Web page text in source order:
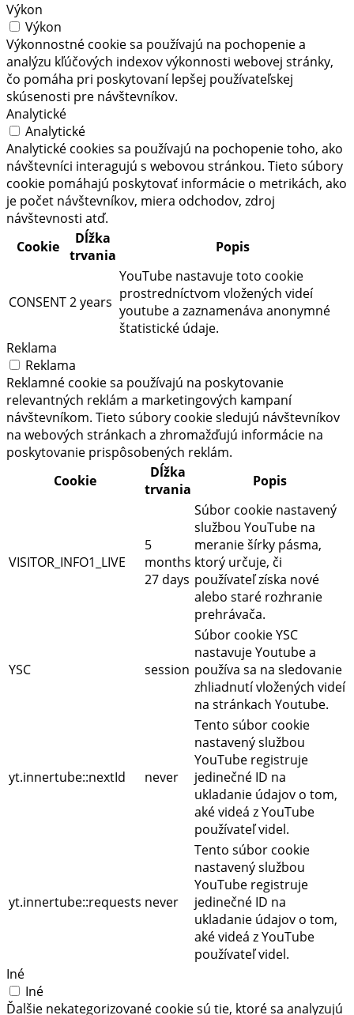
Výkon
Výkon
Výkonnostné cookie sa používajú na pochopenie a
analýzu kľúčových indexov výkonnosti webovej stránky,
čo pomáha pri poskytovaní lepšej používateľskej
skúsenosti pre návštevníkov.
Analytické
Analytické
Analytické cookies sa používajú na pochopenie toho, ako
návštevníci interagujú s webovou stránkou. Tieto súbory
cookie pomáhajú poskytovať informácie o metrikách, ako
je počet návštevníkov, miera odchodov, zdroj
návštevnosti atď.
Cookie
Dĺžka
trvania
Popis
CONSENT2 years
YouTube nastavuje toto cookie
prostredníctvom vložených videí
youtube a zaznamenáva anonymné
štatistické údaje.
Reklama
Reklama
Reklamné cookie sa používajú na poskytovanie
relevantných reklám a marketingových kampaní
návštevníkom. Tieto súbory cookie sledujú návštevníkov
na webových stránkach a zhromažďujú informácie na
poskytovanie prispôsobených reklám.
Cookie
Dĺžka
trvania
Popis
VISITOR_INFO1_LIVE
5
months
27 days
Súbor cookie nastavený
službou YouTube na
meranie šírky pásma,
ktorý určuje, či
používateľ získa nové
alebo staré rozhranie
prehrávača.
YSC session
Súbor cookie YSC
nastavuje Youtube a
používa sa na sledovanie
zhliadnutí vložených videí
na stránkach Youtube.
yt.innertube::nextId never
Tento súbor cookie
nastavený službou
YouTube registruje
jedinečné ID na
ukladanie údajov o tom,
aké videá z YouTube
používateľ videl.
yt.innertube::requests never
Tento súbor cookie
nastavený službou
YouTube registruje
jedinečné ID na
ukladanie údajov o tom,
aké videá z YouTube
používateľ videl.
Iné
Iné
Ďalšie nekategorizované cookie sú tie, ktoré sa analyzujú